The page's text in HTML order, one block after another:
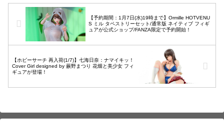
【予約期間：1月7日(水)19時まで】Ormille HOTVENU
S ミル タペストリーセット/通常版 ネイティブ フィギ
ュアが公式ショップ/FANZA限定で予約開始！
【ホビーサーチ 再入荷(1/7)】七海日奈：ナマイキッ！
Cover Girl designed by 蕨野まつり 花畑と美少女 フィ
ギュアが登場！